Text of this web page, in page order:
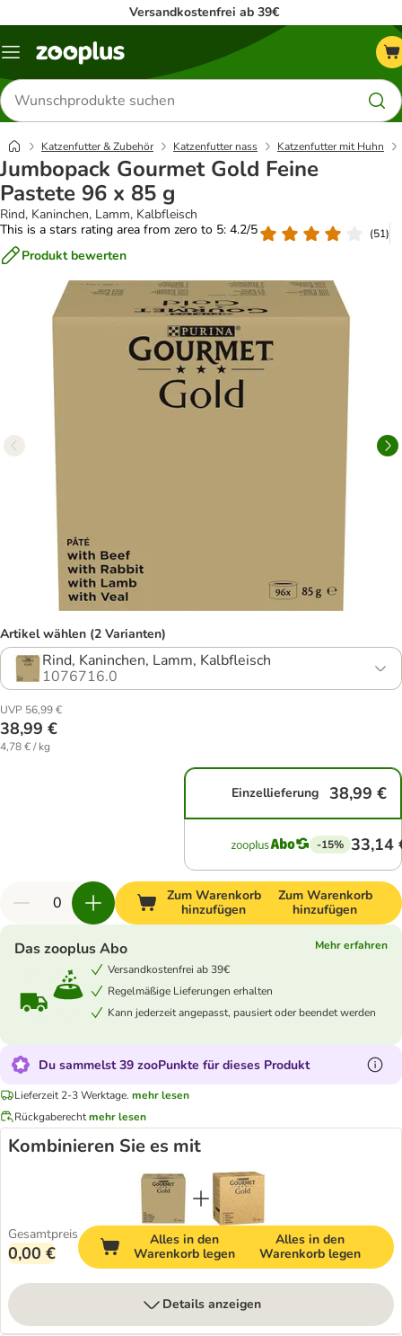
Versandkostenfrei ab 39€
Menü
Produkte
suchen
Katzenfutter & Zubehör Katzenfutter nass Katzenfutter mit Huhn
Jumbopack Gourmet Gold Feine
Pastete 96 x 85 g
Rind, Kaninchen, Lamm, Kalbfleisch
This is a stars rating area from zero to 5: 4.2/5
(51)
Produkt bewerten
Artikel wählen (2 Varianten)
Rind, Kaninchen, Lamm, Kalbfleisch
1076716.0
UVP 56,99 €
38,99 €
4,78 € / kg
Einzellieferung 38,99 €
-15% 33,14
Zum Warenkorb
hinzufügen
Zum Warenkorb
hinzufügen
Das zooplus Abo
Mehr erfahren
Versandkostenfrei ab 39€
Regelmäßige Lieferungen erhalten
Kann jederzeit angepasst, pausiert oder beendet werden
Du sammelst 39 zooPunkte für dieses Produkt
Lieferzeit 2-3 Werktage. mehr lesen
Rückgaberechtmehr lesen
Kombinieren Sie es mit
Gesamtpreis
0,00 €
Alles in den
Warenkorb legen
Alles in den
Warenkorb legen
Details anzeigen